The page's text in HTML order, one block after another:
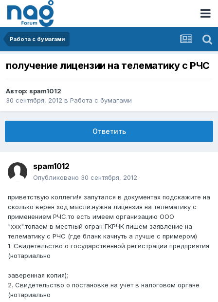
Работа с бумагами
получение лицензии на телематику с РЧС
Автор: spam1012
30 сентября, 2012 в Работа с бумагами
Ответить
spam1012
Опубликовано 30 сентября, 2012
приветствую коллеги!я запутался в документах подскажите на
сколько верен ход мысли.нужна лицензия на телематику с
применением РЧС.то есть имеем организацию ООО
"ххх".топаем в местный огран ГКРЧК пишем заявление на
телематику с РЧС (где бланк качнуть а лучше с примером)
1. Свидетельство о государственной регистрации предприятия
(нотариально
заверенная копия);
2. Свидетельство о постановке на учет в налоговом органе
(нотариально